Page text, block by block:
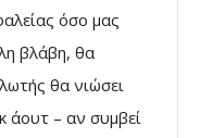
όσο μας
βλάβη, θα
θα νιώσει
άουτ – αν συμβεί